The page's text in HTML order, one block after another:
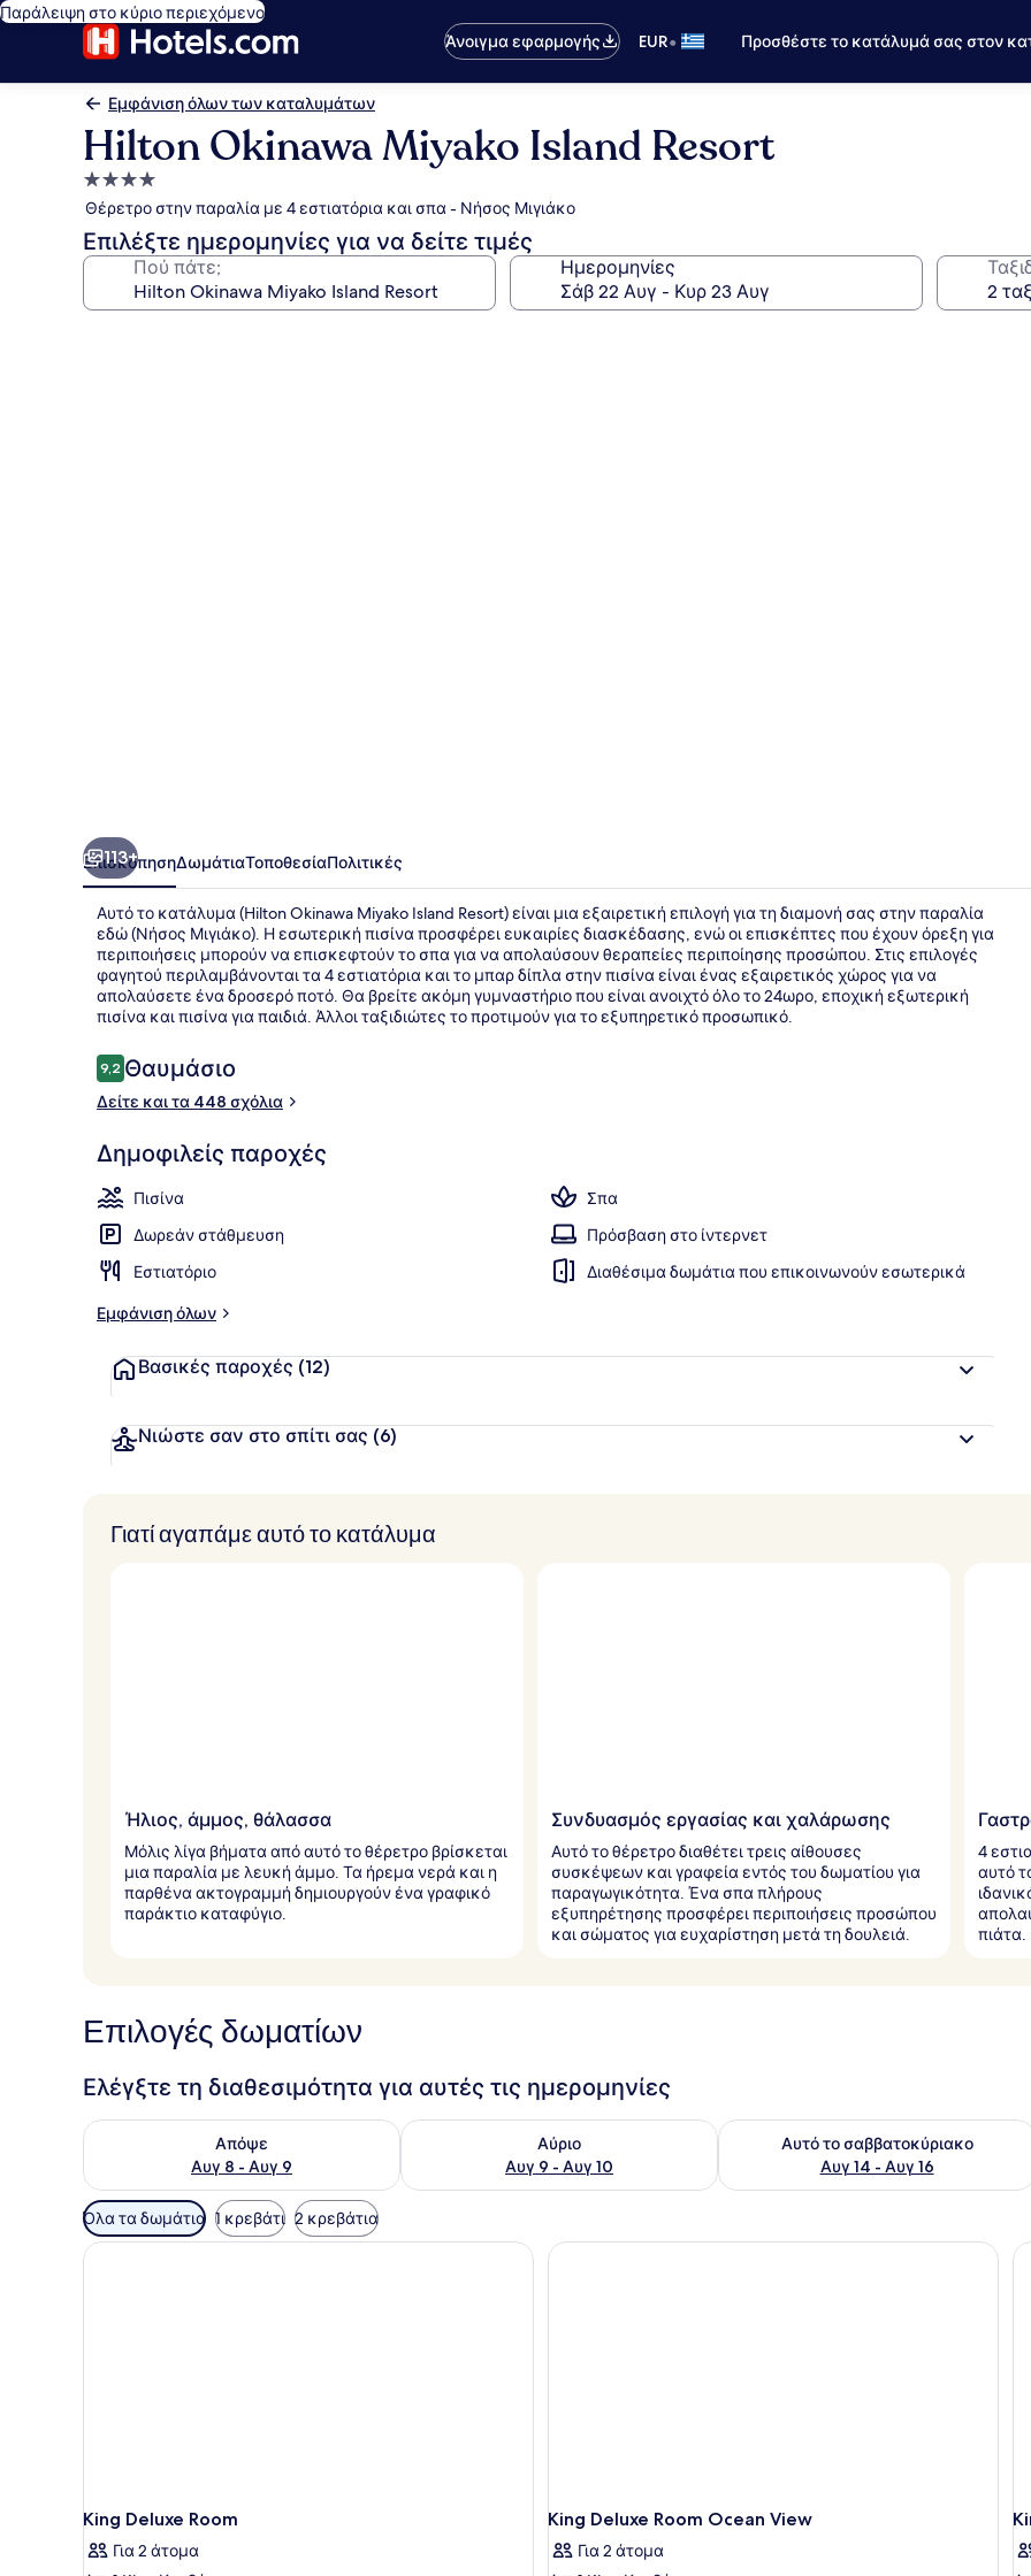
Παράλειψη στο κύριο περιεχόμενο
Άνοιγμα εφαρμογής
EUR• Προσθέστε το κατάλυμά σας στον
Εμφάνιση όλων των καταλυμάτων
Hilton Okinawa Miyako Island Resort
Κατάλυμα
με
4.0
αστέρια
Θέρετρο στην παραλία με 4 εστιατόρια και σπα - Νήσος Μιγιάκο
Επιλέξτε ημερομηνίες για να δείτε τιμές
Πού πάτε; Ημερομηνίες
113+
ΕπισκόπησηΔωμάτιαΤοποθεσίαΠολιτικές
Αυτό το κατάλυμα (Hilton Okinawa Miyako Island Resort) είναι μια εξαιρετική επιλογή για τη διαμονή σας στην παραλία
εδώ (Νήσος Μιγιάκο). Η εσωτερική πισίνα προσφέρει ευκαιρίες διασκέδασης, ενώ οι επισκέπτες που έχουν όρεξη για
περιποιήσεις μπορούν να επισκεφτούν το σπα για να απολαύσουν θεραπείες περιποίησης προσώπου. Στις επιλογές
φαγητού περιλαμβάνονται τα 4 εστιατόρια και το μπαρ δίπλα στην πισίνα είναι ένας εξαιρετικός χώρος για να
απολαύσετε ένα δροσερό ποτό. Θα βρείτε ακόμη γυμναστήριο που είναι ανοιχτό όλο το 24ωρο, εποχική εξωτερική
πισίνα και πισίνα για παιδιά. Άλλοι ταξιδιώτες το προτιμούν για το εξυπηρετικό προσωπικό.
Σχόλια
9,29,2 στα 10
Θαυμάσιο
Δείτε και τα 448 σχόλια
Δημοφιλείς παροχές
Πισίνα
Σπα
Δωρεάν στάθμευση
Πρόσβαση στο ίντερνετ
Εστιατόριο
Διαθέσιμα δωμάτια που επικοινωνούν εσωτερικά
Εμφάνιση όλων
Βασικές παροχές (12)
Νιώστε σαν στο σπίτι σας (6)
Γιατί αγαπάμε αυτό το κατάλυμα
Ήλιος, άμμος, θάλασσα
Μόλις λίγα βήματα από αυτό το θέρετρο βρίσκεται
μια παραλία με λευκή άμμο. Τα ήρεμα νερά και η
παρθένα ακτογραμμή δημιουργούν ένα γραφικό
παράκτιο καταφύγιο.
Συνδυασμός εργασίας και χαλάρωσης
Αυτό το θέρετρο διαθέτει τρεις αίθουσες
συσκέψεων και γραφεία εντός του δωματίου για
παραγωγικότητα. Ένα σπα πλήρους
εξυπηρέτησης προσφέρει περιποιήσεις προσώπου
και σώματος για ευχαρίστηση μετά τη δουλειά.
4
αυτό
πιάτα.
Επιλογές δωματίων
Ελέγξτε τη διαθεσιμότητα για αυτές τις ημερομηνίες
Απόψε
Αυγ 8 - Αυγ 9
Έλεγχος διαθεσιμότητας για απόψε Αυγ 8 - Αυγ 9
Αύριο
Αυγ 9 - Αυγ 10
Έλεγχος διαθεσιμότητας για αύριο Αυγ 9 - Αυγ 10
Αυτό το σαββατοκύριακο
Αυγ 14 - Αυγ 16
Έλεγχος διαθεσιμότητας για αυτό
Διαθέσιμα
φίλτρα
για
Όλα τα δωμάτια 1 κρεβάτι 2 κρεβάτια
King Deluxe Room
Για 2 άτομα
King Deluxe Room Ocean View
Για 2 άτομα